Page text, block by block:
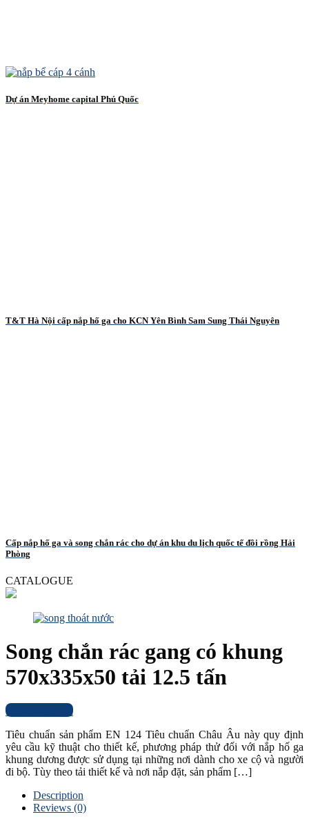
Dự án Meyhome capital Phú Quốc
T&T Hà Nội cấp nắp hố ga cho KCN Yên Bình Sam Sung Thái Nguyên
Cấp nắp hố ga và song chắn rác cho dự án khu du lịch quốc tế đồi rồng Hải
Phòng
CATALOGUE
Song chắn rác gang có khung
570x335x50 tải 12.5 tấn
Liên hệ báo giá
Tiêu chuẩn sản phẩm EN 124 Tiêu chuẩn Châu Âu này quy định
yêu cầu kỹ thuật cho thiết kế, phương pháp thử đối với nắp hố ga
khung dương được sử dụng tại những nơi dành cho xe cộ và người
đi bộ. Tùy theo tải thiết kế và nơi nắp đặt, sản phẩm […]
Description
Reviews (0)